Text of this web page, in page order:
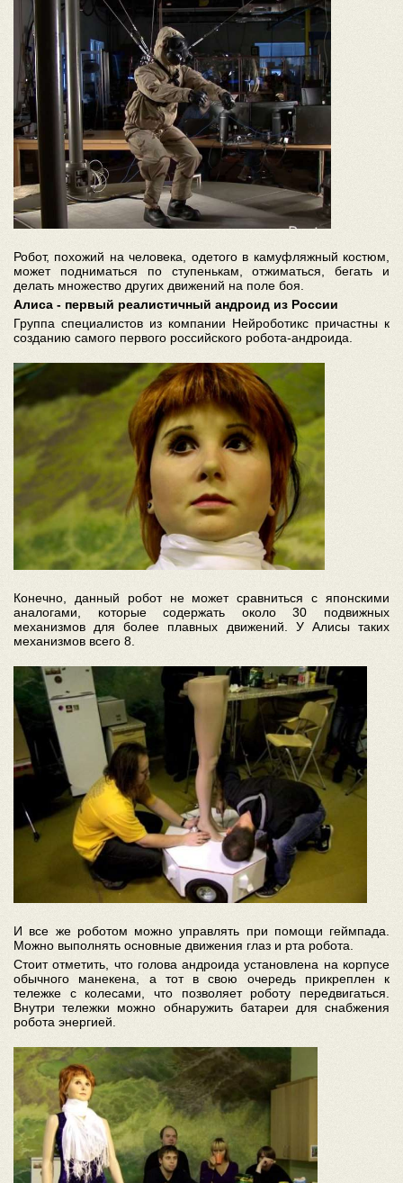
Робот, похожий на человека, одетого в камуфляжный костюм,
может подниматься по ступенькам, отжиматься, бегать и
делать множество других движений на поле боя.
Алиса - первый реалистичный андроид из России
Группа специалистов из компании Нейроботикс причастны к
созданию самого первого российского робота-андроида.
Конечно, данный робот не может сравниться с японскими
аналогами, которые содержать около 30 подвижных
механизмов для более плавных движений. У Алисы таких
механизмов всего 8.
И все же роботом можно управлять при помощи геймпада.
Можно выполнять основные движения глаз и рта робота.
Стоит отметить, что голова андроида установлена на корпусе
обычного манекена, а тот в свою очередь прикреплен к
тележке с колесами, что позволяет роботу передвигаться.
Внутри тележки можно обнаружить батареи для снабжения
робота энергией.